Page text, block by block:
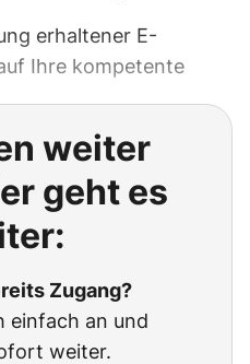
erhaltener E-
Ihre kompetente
weiter
geht es
Zugang?
einfach an und
weiter.